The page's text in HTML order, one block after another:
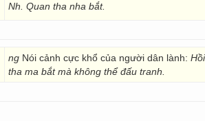
Nh. Quan tha nha bắt.
ng Nói cảnh cực khổ của người dân lành:
tha ma bắt mà không thể đấu tranh.